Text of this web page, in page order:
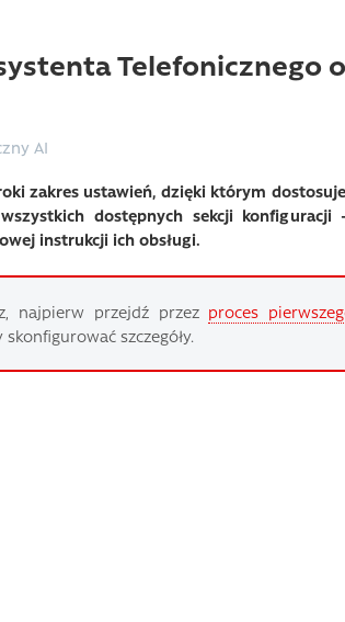
Telefonicznego
AI
zakres ustawień, dzięki którym
dostępnych sekcji
instrukcji ich obsługi.
najpierw przejdź przez proces
szczegóły.